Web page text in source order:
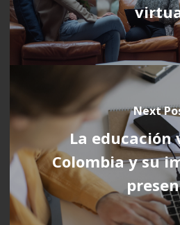
Next
La educación
Colombia y su